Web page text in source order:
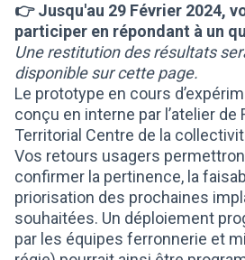
👉 Jusqu'au 29 Février 2024,
participer en répondant à un
Une restitution des résultats
disponible sur cette page.
Le prototype en cours
conçu en interne par l’atelier de
Territorial Centre de la
Vos retours usagers
confirmer la pertinence, la
priorisation des prochaines
souhaitées. Un déploiement
par les équipes ferronnerie et